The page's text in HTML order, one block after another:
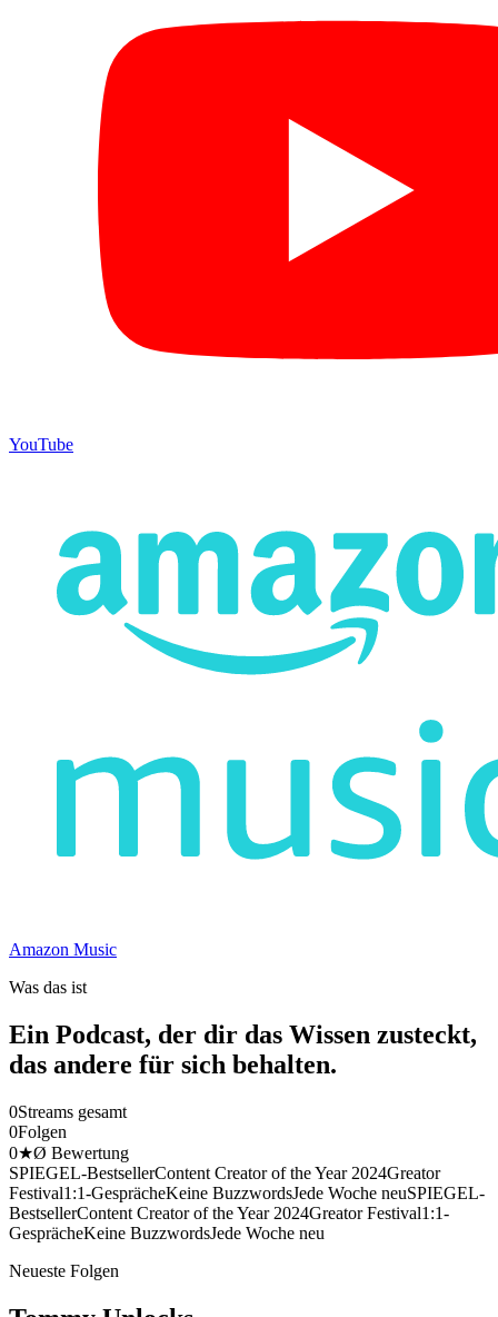
YouTube
Amazon Music
Was das ist
Ein Podcast, der dir das Wissen zusteckt,
das andere für sich behalten.
0Streams gesamt
0Folgen
0★Ø Bewertung
SPIEGEL-BestsellerContent Creator of the Year 2024Greator
Festival1:1-GesprächeKeine BuzzwordsJede Woche neuSPIEGEL-
BestsellerContent Creator of the Year 2024Greator Festival1:1-
GesprächeKeine BuzzwordsJede Woche neu
Neueste Folgen